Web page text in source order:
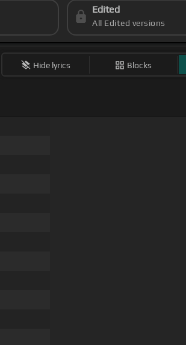
Edited
All Edited versions
Hide lyrics Blocks